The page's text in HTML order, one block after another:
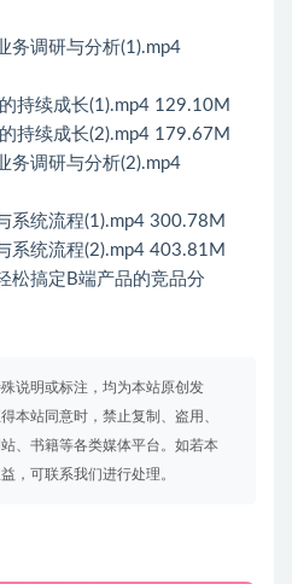
务调研与分析(1).mp4
持续成长(1).mp4 129.10M
持续成长(2).mp4 179.67M
务调研与分析(2).mp4
系统流程(1).mp4 300.78M
系统流程(2).mp4 403.81M
松搞定B端产品的竞品分
说明或标注，均为本站原创发
本站同意时，禁止复制、盗用、
、书籍等各类媒体平台。如若本
，可联系我们进行处理。